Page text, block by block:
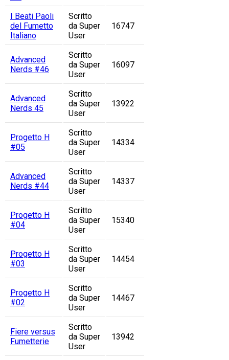
I Beati Paoli
del Fumetto
Italiano
Scritto
da Super
User
16747
Advanced
Nerds #46
Scritto
da Super
User
16097
Advanced
Nerds 45
Scritto
da Super
User
13922
Progetto H
#05
Scritto
da Super
User
14334
Advanced
Nerds #44
Scritto
da Super
User
14337
Progetto H
#04
Scritto
da Super
User
15340
Progetto H
#03
Scritto
da Super
User
14454
Progetto H
#02
Scritto
da Super
User
14467
Fiere versus
Fumetterie
Scritto
da Super
User
13942